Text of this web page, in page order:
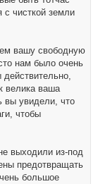
с чисткой земли
вашу свободную
нам было очень
велика ваша
вы увидели, что
чтобы
выходили из-под
предотвращать
большое